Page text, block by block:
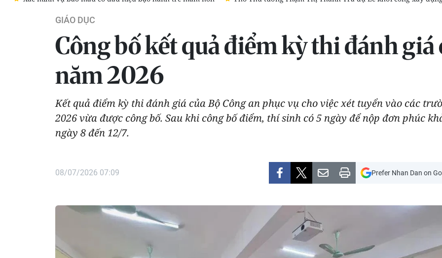
GIÁO DỤC
Công bố kết quả điểm kỳ thi đánh giá
năm 2026
Kết quả điểm kỳ thi đánh giá của Bộ Công an phục vụ cho việc xét tuyển vào các
2026 vừa được công bố. Sau khi công bố điểm, thí sinh có 5 ngày để nộp đơn phúc
ngày 8 đến 12/7.
08/07/2026 07:09 Prefer Nhan Dan on